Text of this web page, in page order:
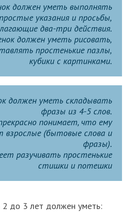
должен уметь выполнять
указания и просьбы,
два-три действия.
должен уметь рисовать,
простенькие пазлы,
кубики с картинками.
должен уметь складывать
фразы из 4-5 слов.
понимает, что ему
взрослые (бытовые слова и
фразы).
разучивать простенькие
стишки и потешки
2 до 3 лет должен уметь: